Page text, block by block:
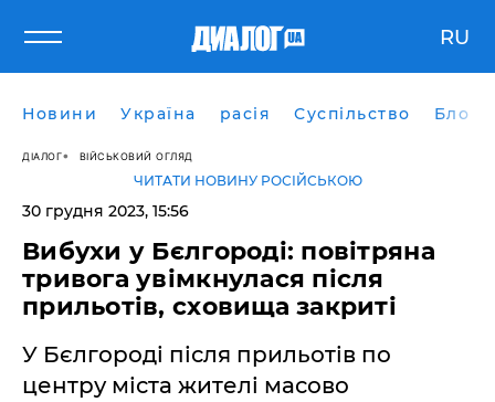
RU
Новини Україна расія Суспільство Блоги
ДІАЛОГ ВІЙСЬКОВИЙ ОГЛЯД
ЧИТАТИ НОВИНУ РОСІЙСЬКОЮ
30 грудня 2023, 15:56
Вибухи у Бєлгороді: повітряна
тривога увімкнулася після
прильотів, сховища закриті
У Бєлгороді після прильотів по
центру міста жителі масово